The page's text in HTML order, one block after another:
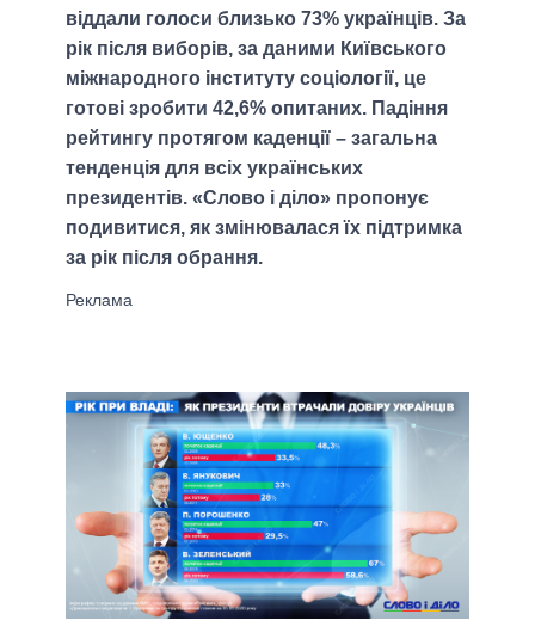
віддали голоси близько 73% українців. За
рік після виборів, за даними Київського
міжнародного інституту соціології, це
готові зробити 42,6% опитаних. Падіння
рейтингу протягом каденції – загальна
тенденція для всіх українських
президентів. «Слово і діло» пропонує
подивитися, як змінювалася їх підтримка
за рік після обрання.